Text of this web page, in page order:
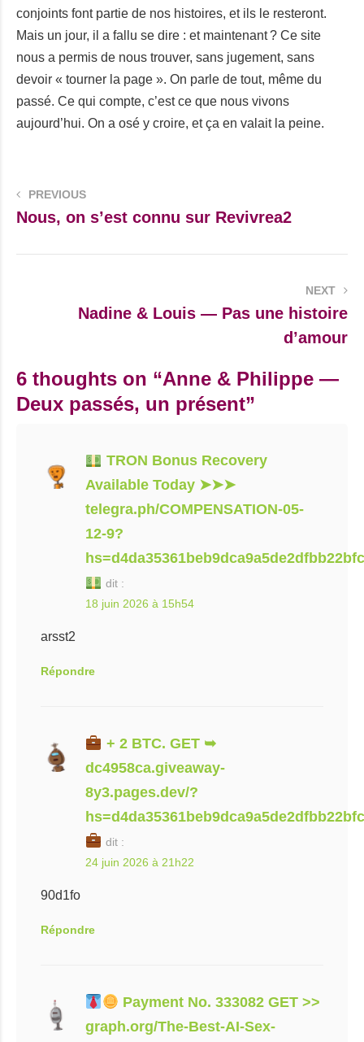
conjoints font partie de nos histoires, et ils le resteront.
Mais un jour, il a fallu se dire : et maintenant ? Ce site
nous a permis de nous trouver, sans jugement, sans
devoir « tourner la page ». On parle de tout, même du
passé. Ce qui compte, c’est ce que nous vivons
aujourd’hui. On a osé y croire, et ça en valait la peine.
PREVIOUS
Nous, on s’est connu sur Revivrea2
NEXT
Nadine & Louis — Pas une histoire
d’amour
6 thoughts on “Anne & Philippe —
Deux passés, un présent”
TRON Bonus Recovery
Available Today ➤➤➤
telegra.ph/COMPENSATION-05-
12-9?
dit :
18 juin 2026 à 15h54
arsst2
Répondre
+ 2 BTC. GET ➥
dc4958ca.giveaway-
8y3.pages.dev/?
dit :
24 juin 2026 à 21h22
90d1fo
Répondre
Payment No. 333082 GET >>
graph.org/The-Best-AI-Sex-